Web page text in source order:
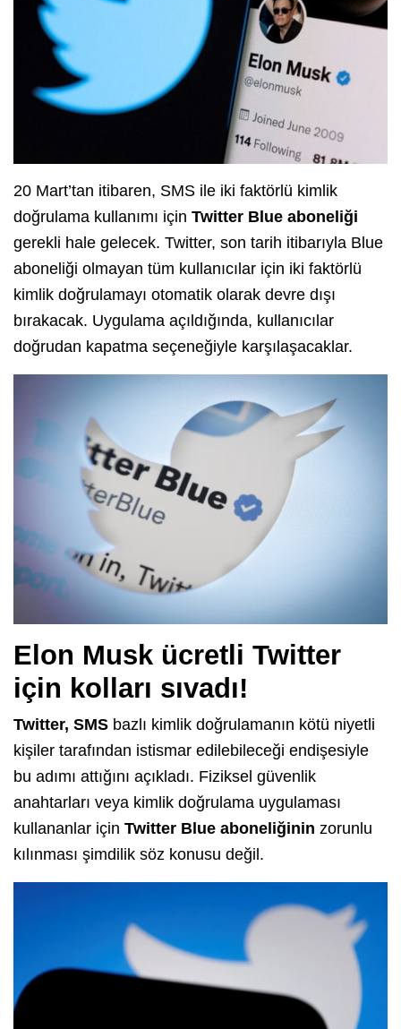
20 Mart’tan itibaren, SMS ile iki faktörlü kimlik
doğrulama kullanımı için Twitter Blue aboneliği
gerekli hale gelecek. Twitter, son tarih itibarıyla Blue
aboneliği olmayan tüm kullanıcılar için iki faktörlü
kimlik doğrulamayı otomatik olarak devre dışı
bırakacak. Uygulama açıldığında, kullanıcılar
doğrudan kapatma seçeneğiyle karşılaşacaklar.
Elon Musk ücretli Twitter
için kolları sıvadı!
Twitter, SMS bazlı kimlik doğrulamanın kötü niyetli
kişiler tarafından istismar edilebileceği endişesiyle
bu adımı attığını açıkladı. Fiziksel güvenlik
anahtarları veya kimlik doğrulama uygulaması
kullananlar için Twitter Blue aboneliğinin zorunlu
kılınması şimdilik söz konusu değil.